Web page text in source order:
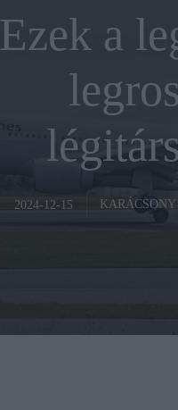
Ezek a
2024-12-15